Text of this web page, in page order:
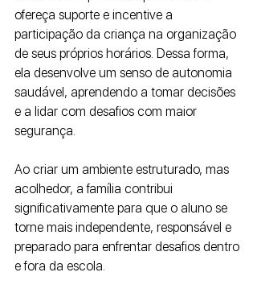
ofereça suporte e incentive a
participação da criança na organização
de seus próprios horários. Dessa forma,
ela desenvolve um senso de autonomia
saudável, aprendendo a tomar decisões
e a lidar com desafios com maior
segurança.
Ao criar um ambiente estruturado, mas
acolhedor, a família contribui
significativamente para que o aluno se
torne mais independente, responsável e
preparado para enfrentar desafios dentro
e fora da escola.